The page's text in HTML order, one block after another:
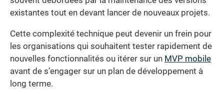
existantes tout en devant lancer de nouveaux projets.
Cette complexité technique peut devenir un frein pour
les organisations qui souhaitent tester rapidement de
nouvelles fonctionnalités ou itérer sur un MVP mobile
avant de s’engager sur un plan de développement à
long terme.